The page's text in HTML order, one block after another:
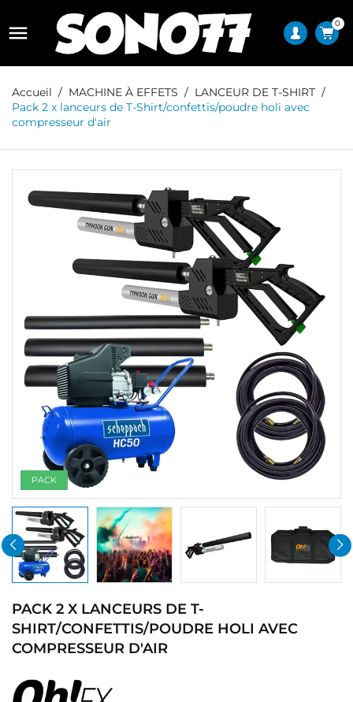
 0
Accueil MACHINE À EFFETS
LANCEUR DE T-SHIRT
Pack 2 x lanceurs de T-Shirt/confettis/poudre holi avec
compresseur d'air
PACK
PACK 2 X LANCEURS DE T-
SHIRT/CONFETTIS/POUDRE HOLI AVEC
COMPRESSEUR D'AIR